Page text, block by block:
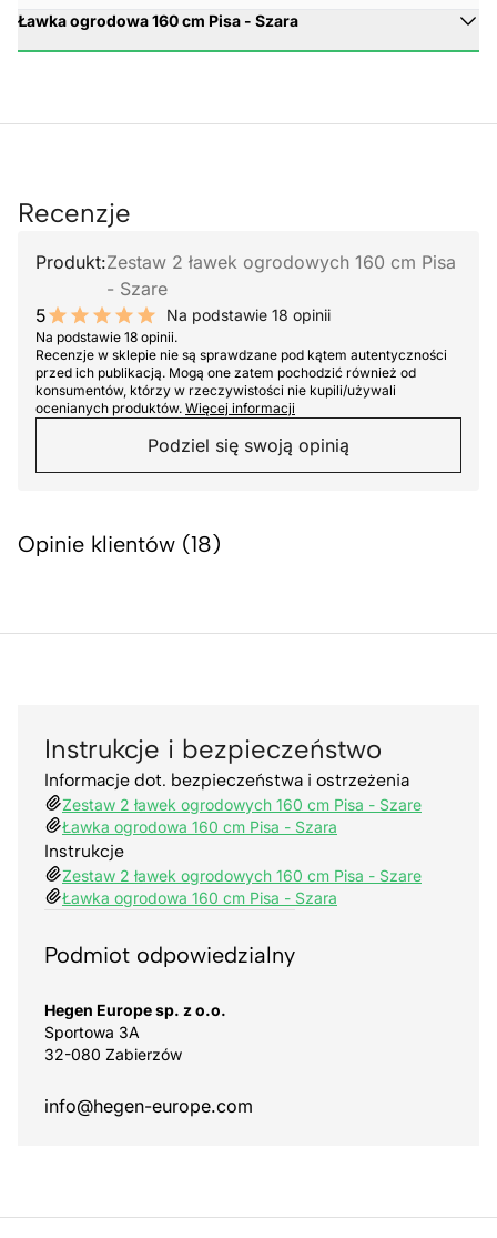
Ławka ogrodowa 160 cm Pisa - Szara
Recenzje
Produkt:Zestaw 2 ławek ogrodowych 160 cm Pisa
- Szare
5
10 out of 10 stars
Na podstawie 18 opinii
Na podstawie 18 opinii.
Recenzje w sklepie nie są sprawdzane pod kątem autentyczności
przed ich publikacją. Mogą one zatem pochodzić również od
konsumentów, którzy w rzeczywistości nie kupili/używali
ocenianych produktów. Więcej informacji
Podziel się swoją opinią
Opinie klientów (18)
Instrukcje i bezpieczeństwo
Informacje dot. bezpieczeństwa i ostrzeżenia
Zestaw 2 ławek ogrodowych 160 cm Pisa - Szare
Ławka ogrodowa 160 cm Pisa - Szara
Instrukcje
Zestaw 2 ławek ogrodowych 160 cm Pisa - Szare
Ławka ogrodowa 160 cm Pisa - Szara
Podmiot odpowiedzialny
Hegen Europe sp. z o.o.
Sportowa 3A
32-080 Zabierzów
info@hegen-europe.com